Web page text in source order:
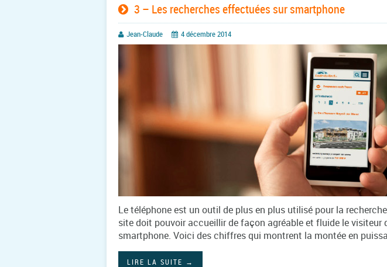
3 – Les recherches effectuées sur smartphone
Jean-Claude 4 décembre 2014
Le téléphone est un outil de plus en plus utilisé pour la
site doit pouvoir accueillir de façon agréable et fluide le visiteur
smartphone. Voici des chiffres qui montrent la montée en
LIRE LA SUITE →